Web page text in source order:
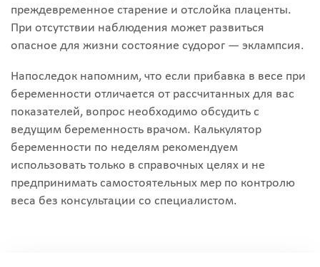
преждевременное старение и отслойка плаценты.
При отсутствии наблюдения может развиться
опасное для жизни состояние судорог — эклампсия.
Напоследок напомним, что если прибавка в весе при
беременности отличается от рассчитанных для вас
показателей, вопрос необходимо обсудить с
ведущим беременность врачом. Калькулятор
беременности по неделям рекомендуем
использовать только в справочных целях и не
предпринимать самостоятельных мер по контролю
веса без консультации со специалистом.